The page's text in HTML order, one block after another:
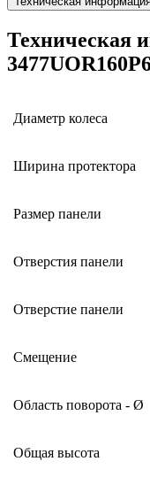
Техническая
Диаметр колеса
Ширина протектора
Размер панели
Отверстия панели
Отверстие панели
Смещение
Область поворота - Ø
Общая высота